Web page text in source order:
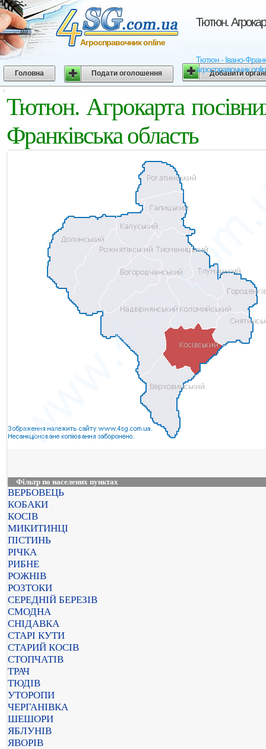
Тютюн.
Тютюн - Івано-
агросправочник
Агросправочник online
Головна Подати оголошення Добавити
Тютюн. Агрокарта
Франківська область
Фільтр по населених пунктах
ВЕРБОВЕЦЬ
КОБАКИ
КОСІВ
МИКИТИНЦІ
ПІСТИНЬ
РІЧКА
РИБНЕ
РОЖНІВ
РОЗТОКИ
СЕРЕДНІЙ БЕРЕЗІВ
СМОДНА
СНІДАВКА
СТАРІ КУТИ
СТАРИЙ КОСІВ
СТОПЧАТІВ
ТРАЧ
ТЮДІВ
УТОРОПИ
ЧЕРГАНІВКА
ШЕШОРИ
ЯБЛУНІВ
ЯВОРІВ